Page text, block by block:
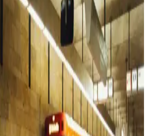
Vizör Şapka: Yaz Aylarında
Şık ve Pratik Tasarım
hafif ve şık tasarımıyla yaz aylarında
aksesuar. Uzun siperliği ve hava akışını
sağlar.
Monogram Kadın Omuz
İçin Uygun
monogram kadın omuz çantası, şıklık ve
sunar. Geniş iç hacmi ve ayarlanabilir
için ideal, dayanıklı suni deri malzeme ile